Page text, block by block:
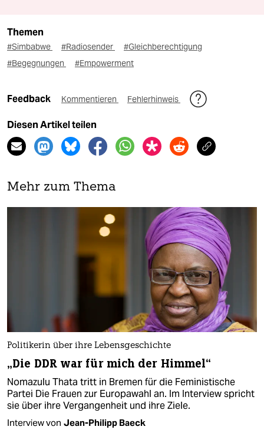
Themen
#Simbabwe #Radiosender
#Gleichberechtigung
#Begegnungen
#Empowerment
Feedback Kommentieren Fehlerhinweis
Diesen Artikel teilen
Mehr zum Thema
Politikerin über ihre Lebensgeschichte
„Die DDR war für mich der Himmel“
Nomazulu Thata tritt in Bremen für die Feministische
Partei Die Frauen zur Europawahl an. Im Interview spricht
sie über ihre Vergangenheit und ihre Ziele.
Interview von Jean-Philipp Baeck